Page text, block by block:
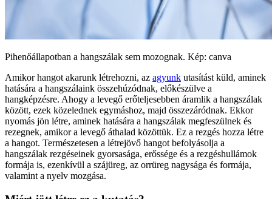
Pihenőállapotban a hangszálak sem mozognak. Kép: canva
Amikor hangot akarunk létrehozni, az agyunk utasítást küld, aminek
hatására a hangszálaink összehúzódnak, előkészülve a
hangképzésre. Ahogy a levegő erőteljesebben áramlik a hangszálak
között, ezek közelednek egymáshoz, majd összezáródnak. Ekkor
nyomás jön létre, aminek hatására a hangszálak megfeszülnek és
rezegnek, amikor a levegő áthalad közöttük. Ez a rezgés hozza létre
a hangot. Természetesen a létrejövő hangot befolyásolja a
hangszálak rezgéseinek gyorsasága, erőssége és a rezgéshullámok
formája is, ezenkívül a szájüreg, az orrüreg nagysága és formája,
valamint a nyelv mozgása.